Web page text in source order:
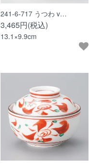
241-6-717 うつわ v…
3,465円(税込)
13.1×9.9cm